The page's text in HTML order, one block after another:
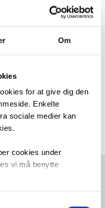
Om
for at give dig den
Enkelte
sociale medier kan
cookies under
vi må benytte
stx eller hf
er ofte størst, hvis du
være med kun at søge
mange ansøgere. Og søg
vil ind på.
står korrekt på din